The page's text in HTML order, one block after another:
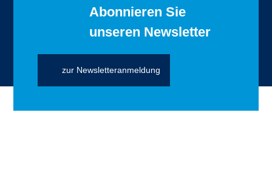
Abonnieren Sie
unseren Newsletter
zur Newsletteranmeldung